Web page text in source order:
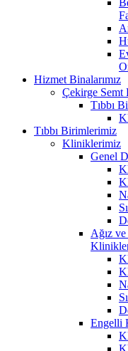
Hizmet Binalarımız
Çekirge Semt
Tıbbı
Tıbbı Birimlerimiz
Kliniklerimiz
Genel
Ağız
Engelli